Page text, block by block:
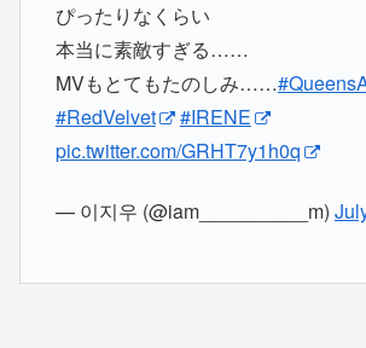
ぴったりなくらい
本当に素敵すぎる……
MVもとてもたのしみ……
#RedVelvet
#IRENE
pic.twitter.com/GRHT7y1h0q
— 이지우 (@iam__________m)